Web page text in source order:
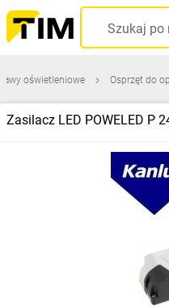
oświetleniowe Osprzęt do
Zasilacz LED POWELED P